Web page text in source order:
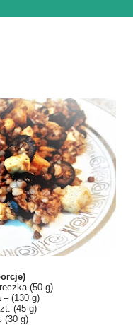
(50 g)
– (130 g)
(45 g)
(30 g)